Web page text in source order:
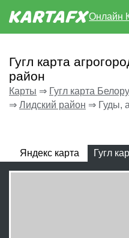
Онлайн
Гугл карта
район
Карты ⇒ Гугл карта
⇒ Лидский район ⇒ Гуды,
Яндекс карта Гугл